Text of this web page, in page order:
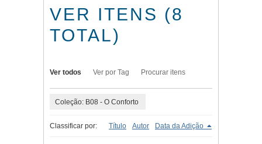
VER ITENS (8
TOTAL)
Ver todos Ver por Tag Procurar itens
Coleção: B08 - O Conforto
Classificar por: Título Autor Data da Adição